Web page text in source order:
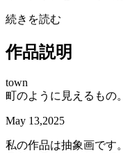
続きを読む
作品説明
town
町のように見えるもの。
May 13,2025
私の作品は抽象画です。